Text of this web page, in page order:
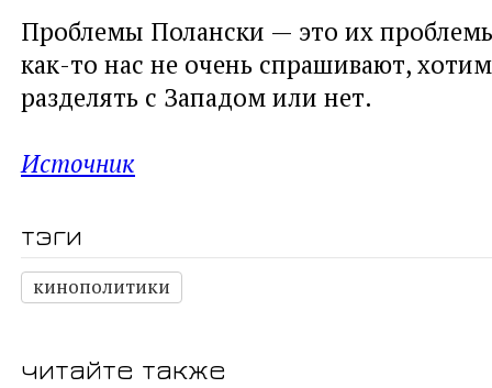
Проблемы Полански — это их
как-то нас не очень спрашивают,
разделять с Западом или нет.
Источник
тэги
кинополитики
читайте также